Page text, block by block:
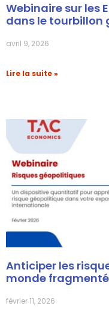
Webinaire sur les
dans le tourbillon
avril 9, 2026
Lire la suite »
Anticiper les
monde fragmenté
février 11, 2026